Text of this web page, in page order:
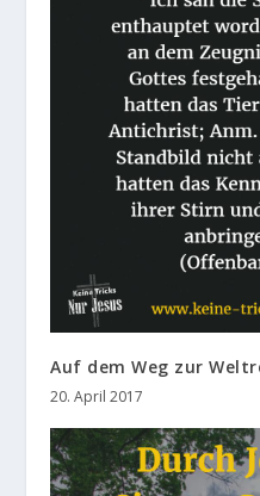
Auf dem Weg zur
20. April 2017